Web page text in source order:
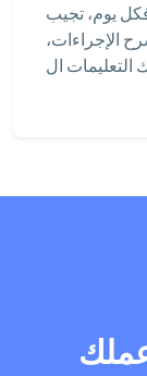
يوم، تجيب
الإجراءات،